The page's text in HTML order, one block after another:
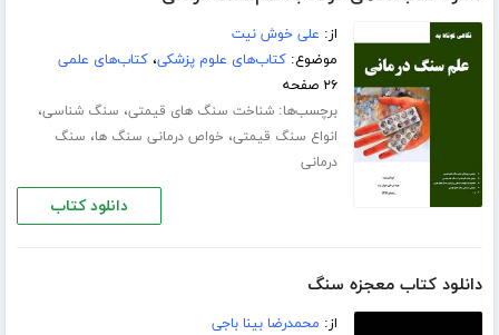
از: علی خوش نیت
موضوع:کتاب‌های علوم پزشکی،کتاب‌های علمی
۲۶ صفحه
برچسب‌ها:شناخت سنگ های قیمتی، سنگ شناسی،
انواع سنگ قیمتی، خواص درمانی سنگ ها، سنگ
درمانی
دانلود کتاب
دانلود کتاب معجزه سنگ
از: محمدرضا بینا باجی